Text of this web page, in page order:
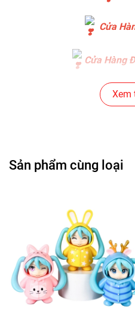
Cửa
Cửa Hàng
Cửa Hàng
Cửa Hàng
Cửa Hàng Bán
Cửa Hàng Phụ Kiện Ô Tô
)
Xem
Sản phẩm cùng loại